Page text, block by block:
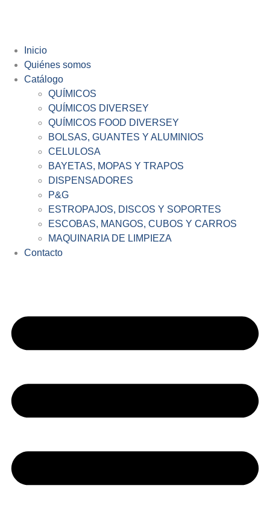
Inicio
Quiénes somos
Catálogo
QUÍMICOS
QUÍMICOS DIVERSEY
QUÍMICOS FOOD DIVERSEY
BOLSAS, GUANTES Y ALUMINIOS
CELULOSA
BAYETAS, MOPAS Y TRAPOS
DISPENSADORES
P&G
ESTROPAJOS, DISCOS Y SOPORTES
ESCOBAS, MANGOS, CUBOS Y CARROS
MAQUINARIA DE LIMPIEZA
Contacto